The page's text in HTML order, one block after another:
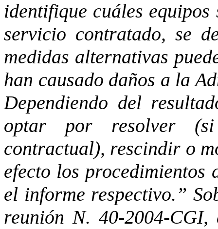
identifique cuáles
servicio contratado, se
medidas alternativas
han causado daños a la
Dependiendo del
optar por resolver (si
contractual), rescindir o
efecto los procedimientos
el informe respectivo.”
reunión N. 40-2004-